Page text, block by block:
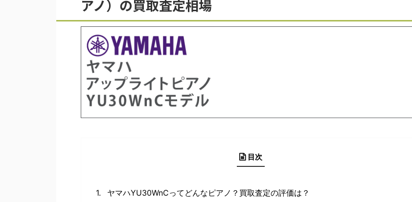
アノ）の買取査定相場
目次
ヤマハYU30WnCってどんなピアノ？買取査定の評価は？